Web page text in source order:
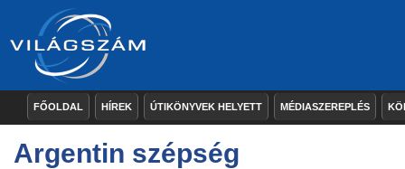
FŐOLDAL HÍREK ÚTIKÖNYVEK HELYETT MÉDIASZEREPLÉS
Argentin szépség